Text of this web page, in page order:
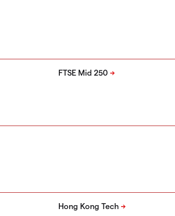
FTSE Mid 250
Hong Kong Tech